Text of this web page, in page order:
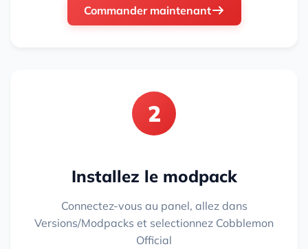
Commander maintenant
2
Installez le modpack
Connectez-vous au panel, allez dans
Versions/Modpacks et selectionnez Cobblemon
Official